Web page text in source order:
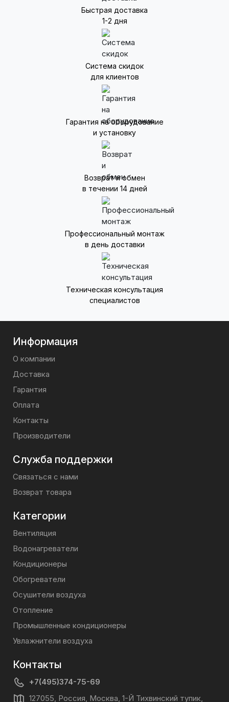
Быстрая доставка
1-2 дня
Система скидок
для клиентов
Гарантия на оборудование
и установку
Возврат и обмен
в течении 14 дней
Профессиональный монтаж
в день доставки
Техническая консультация
специалистов
Информация
О компании
Доставка
Гарантия
Оплата
Контакты
Производители
Служба поддержки
Связаться с нами
Возврат товара
Категории
Вентиляция
Водонагреватели
Кондиционеры
Обогреватели
Осушители воздуха
Отопление
Промышленные кондиционеры
Увлажнители воздуха
Контакты
+7(495)374-75-69
127055, Россия, Москва, 1-Й Тихвинский тупик,